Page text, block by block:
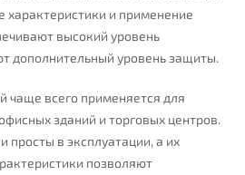
характеристики и применение
высокий уровень
дополнительный уровень защиты.
чаще всего применяется для
зданий и торговых центров.
просты в эксплуатации, а их
позволяют